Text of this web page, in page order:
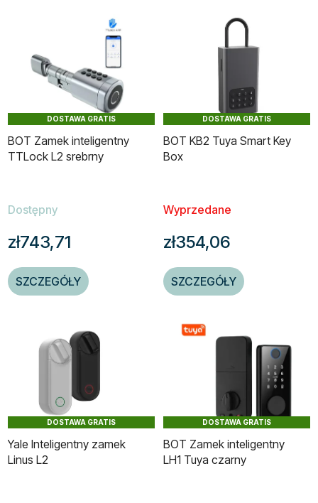
DOSTAWA GRATIS
BOT Zamek inteligentny
TTLock L2 srebrny
Dostępny
zł743,71
SZCZEGÓŁY
DOSTAWA GRATIS
BOT KB2 Tuya Smart Key
Box
Wyprzedane
zł354,06
SZCZEGÓŁY
DOSTAWA GRATIS
Yale Inteligentny zamek
Linus L2
DOSTAWA GRATIS
BOT Zamek inteligentny
LH1 Tuya czarny